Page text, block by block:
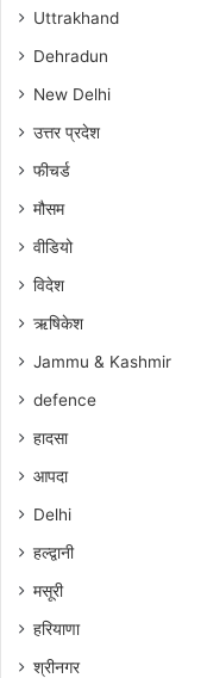
Uttrakhand
Dehradun
New Delhi
उत्तर प्रदेश
फीचर्ड
मौसम
वीडियो
विदेश
ऋषिकेश
Jammu & Kashmir
defence
हादसा
आपदा
Delhi
हल्द्वानी
मसूरी
हरियाणा
श्रीनगर